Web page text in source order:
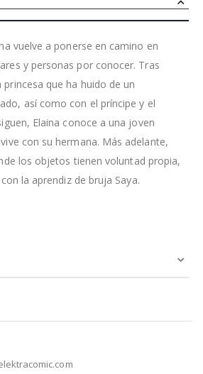
vuelve a ponerse en camino en
y personas por conocer. Tras
que ha huido de un
así como con el príncipe y el
Elaina conoce a una joven
con su hermana. Más adelante,
los objetos tienen voluntad propia,
la aprendiz de bruja Saya.